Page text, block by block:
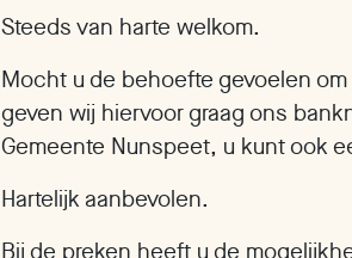
Steeds van harte welkom.
Mocht u de behoefte gevoelen
geven wij hiervoor graag ons
Gemeente Nunspeet, u kunt ook
Hartelijk aanbevolen.